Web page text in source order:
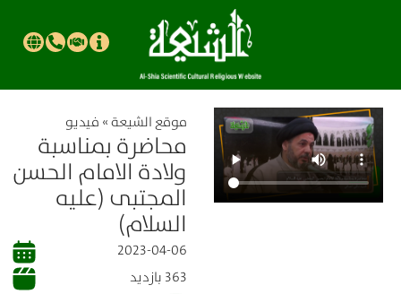
موقع الشیعة» فيديو
محاضرة بمناسبة
ولادة الامام الحسن
المجتبى (عليه
السلام)
2023-04-06
363 بازدید